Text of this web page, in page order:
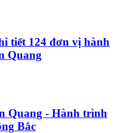
tiết 124 đơn vị hành
Quang
Quang - Hành trình
Bắc